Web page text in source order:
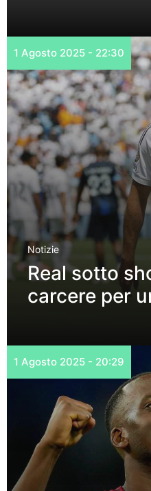
1 Agosto 2025 - 22:30
Notizie
Real sotto
carcere per
1 Agosto 2025 - 20:29